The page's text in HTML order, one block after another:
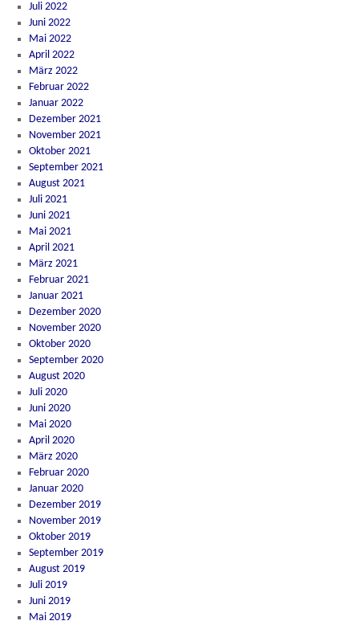
Juli 2022
Juni 2022
Mai 2022
April 2022
März 2022
Februar 2022
Januar 2022
Dezember 2021
November 2021
Oktober 2021
September 2021
August 2021
Juli 2021
Juni 2021
Mai 2021
April 2021
März 2021
Februar 2021
Januar 2021
Dezember 2020
November 2020
Oktober 2020
September 2020
August 2020
Juli 2020
Juni 2020
Mai 2020
April 2020
März 2020
Februar 2020
Januar 2020
Dezember 2019
November 2019
Oktober 2019
September 2019
August 2019
Juli 2019
Juni 2019
Mai 2019